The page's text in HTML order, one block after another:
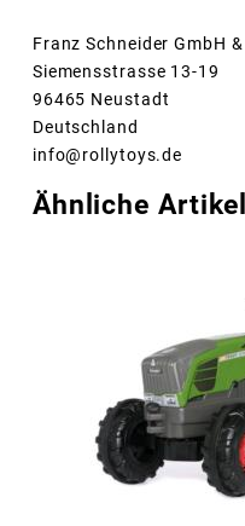
Franz Schneider GmbH &
Siemensstrasse 13-19
96465 Neustadt
Deutschland
info@rollytoys.de
Ähnliche Artikel